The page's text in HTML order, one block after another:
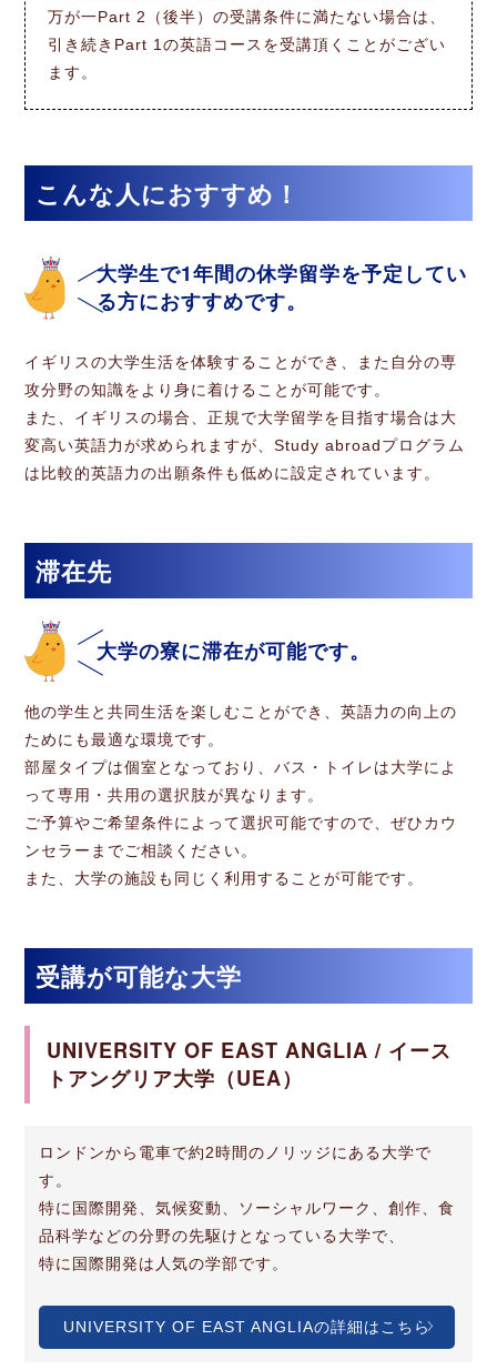
万が一Part 2（後半）の受講条件に満たない場合は、
引き続きPart 1の英語コースを受講頂くことがござい
ます。
こんな人におすすめ！
大学生で1年間の休学留学を予定してい
る方におすすめです。
イギリスの大学生活を体験することができ、また自分の専
攻分野の知識をより身に着けることが可能です。
また、イギリスの場合、正規で大学留学を目指す場合は大
変高い英語力が求められますが、Study abroadプログラム
は比較的英語力の出願条件も低めに設定されています。
滞在先
大学の寮に滞在が可能です。
他の学生と共同生活を楽しむことができ、英語力の向上の
ためにも最適な環境です。
部屋タイプは個室となっており、バス・トイレは大学によ
って専用・共用の選択肢が異なります。
ご予算やご希望条件によって選択可能ですので、ぜひカウ
ンセラーまでご相談ください。
また、大学の施設も同じく利用することが可能です。
受講が可能な大学
UNIVERSITY OF EAST ANGLIA / イース
トアングリア大学（UEA）
ロンドンから電車で約2時間のノリッジにある大学で
す。
特に国際開発、気候変動、ソーシャルワーク、創作、食
品科学などの分野の先駆けとなっている大学で、
特に国際開発は人気の学部です。
UNIVERSITY OF EAST ANGLIAの詳細はこちら